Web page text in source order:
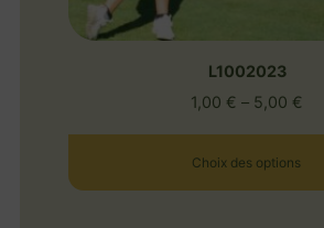
L1002023
1,00 € – 5,00 €
Choix des options